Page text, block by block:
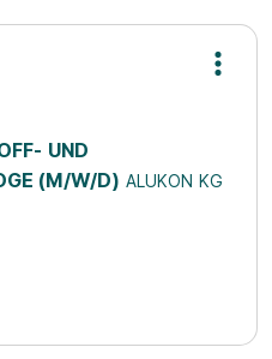
UND
(M/W/D) ALUKON KG